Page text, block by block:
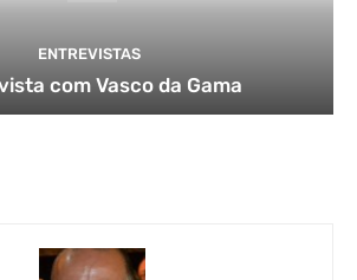
ENTREVISTAS
com Vasco da Gama